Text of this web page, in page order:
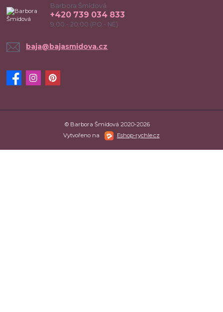
Barbora Šmídová
+420 739 034 833
9:00 - 20:00 (PO - NE)
baja@bajasmidova.cz
© Barbora Šmídová 2020-2026
Vytvořeno na
Eshop-rychle.cz